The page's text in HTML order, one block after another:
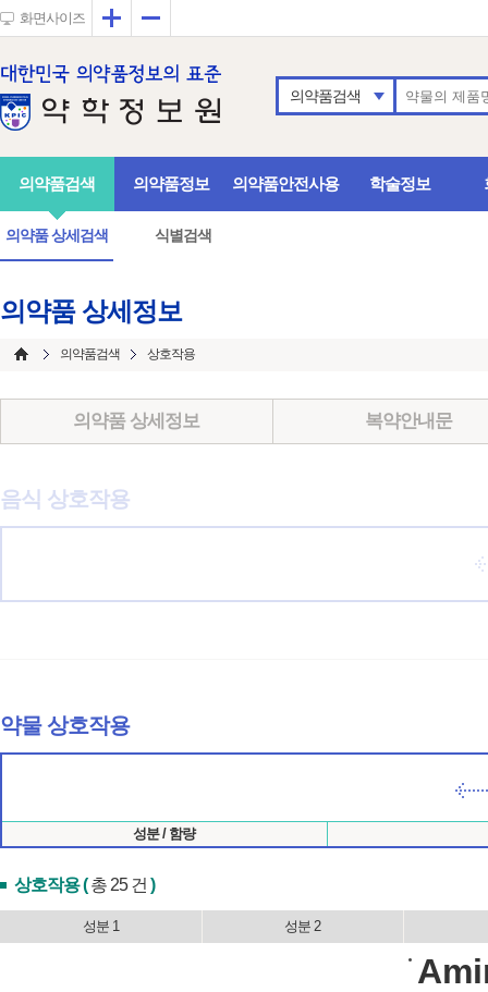
화면사이즈 확대
의약품검색
의약품검색
의약품 상세검색 식별검색
의약품정보 의약품안전사용 학술정보
의약품 상세정보
의약품검색 상호작용
의약품 상세정보 복약안내문
음식 상호작용
약물 상호작용
성분 / 함량
상호작용 (총 25 건 )
성분 1 성분 2